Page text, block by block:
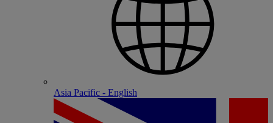
Asia Pacific - English